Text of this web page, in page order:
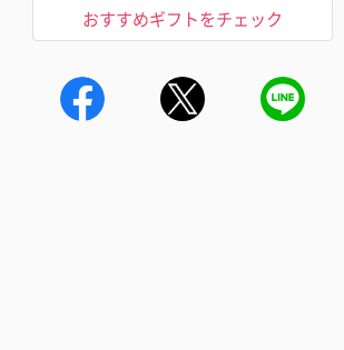
おすすめギフトをチェック